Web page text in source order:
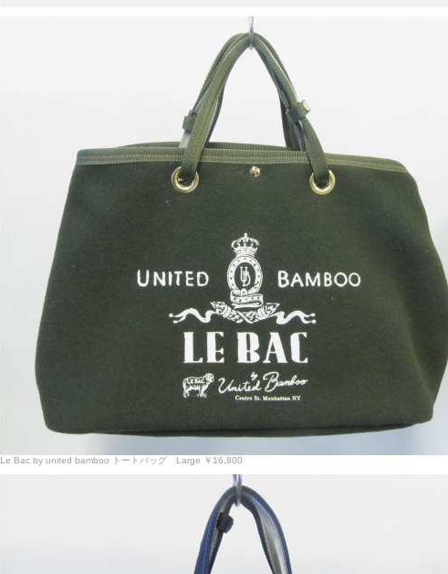
Le Bac by united bamboo トートバッグ Large ￥16,800